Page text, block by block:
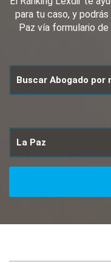
para tu caso, y
Paz vía formulario